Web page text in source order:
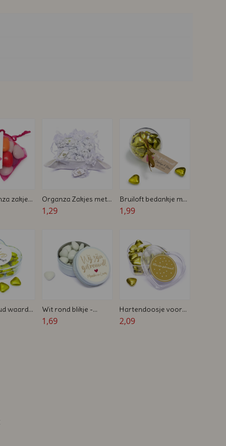
zakje
kaartje
Organza Zakjes met
Chocolade Hartjes -
1,29
Bruiloft bedankje met
bedrukt kaartje
1,99
waard
Wit rond blikje -
Bedankje voor
1,69
Hartendoosje voor
huwelijken - Gevuld
2,09